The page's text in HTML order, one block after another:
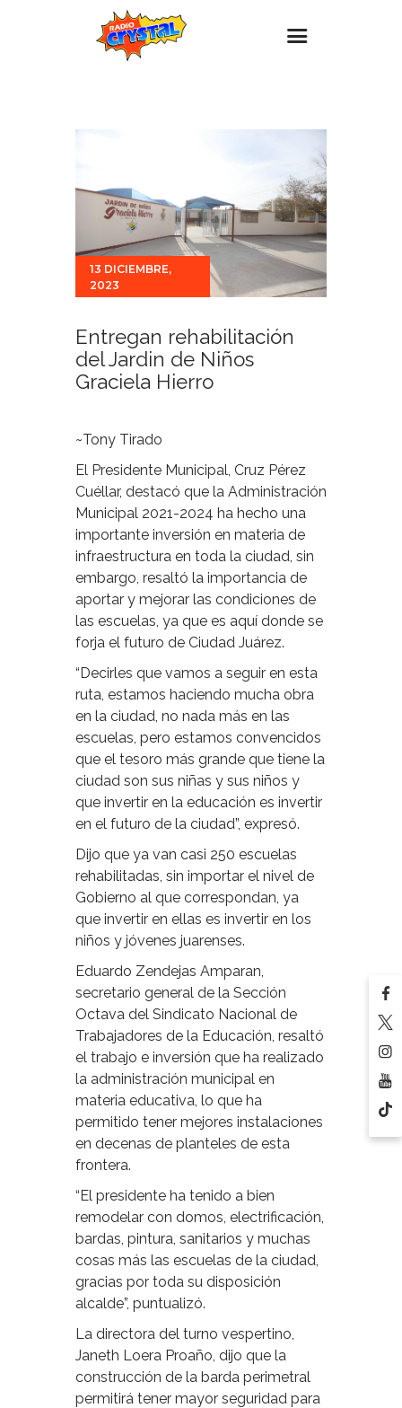
Promociones
Noticias
Para ti
Contacto
13 DICIEMBRE,
2023
Entregan rehabilitación
del Jardin de Niños
Graciela Hierro
~Tony Tirado
El Presidente Municipal, Cruz Pérez
Cuéllar, destacó que la Administración
Municipal 2021-2024 ha hecho una
importante inversión en materia de
infraestructura en toda la ciudad, sin
embargo, resaltó la importancia de
aportar y mejorar las condiciones de
las escuelas, ya que es aquí donde se
forja el futuro de Ciudad Juárez.
“Decirles que vamos a seguir en esta
ruta, estamos haciendo mucha obra
en la ciudad, no nada más en las
escuelas, pero estamos convencidos
que el tesoro más grande que tiene la
ciudad son sus niñas y sus niños y
que invertir en la educación es invertir
en el futuro de la ciudad”, expresó.
Dijo que ya van casi 250 escuelas
rehabilitadas, sin importar el nivel de
Gobierno al que correspondan, ya
que invertir en ellas es invertir en los
niños y jóvenes juarenses.
Eduardo Zendejas Amparan,
secretario general de la Sección
Octava del Sindicato Nacional de
Trabajadores de la Educación, resaltó
el trabajo e inversión que ha realizado
la administración municipal en
materia educativa, lo que ha
permitido tener mejores instalaciones
en decenas de planteles de esta
frontera.
“El presidente ha tenido a bien
remodelar con domos, electrificación,
bardas, pintura, sanitarios y muchas
cosas más las escuelas de la ciudad,
gracias por toda su disposición
alcalde”, puntualizó.
La directora del turno vespertino,
Janeth Loera Proaño, dijo que la
construcción de la barda perimetral
permitirá tener mayor seguridad para